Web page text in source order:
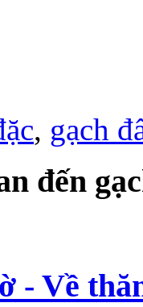
, gạch
đến
- Về